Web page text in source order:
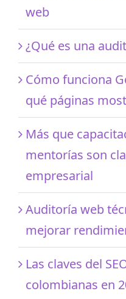
web
¿Qué es una
Cómo funciona
qué páginas
Más que
mentorías son
empresarial
Auditoría web
mejorar
Las claves del
colombianas en